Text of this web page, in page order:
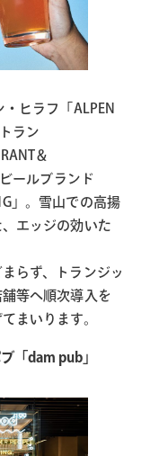
ヒラフ「ALPEN
ラン
＆
ールブランド
」。雪山での高揚
エッジの効いた
らず、トランジッ
等へ順次導入を
まいります。
「dam pub」